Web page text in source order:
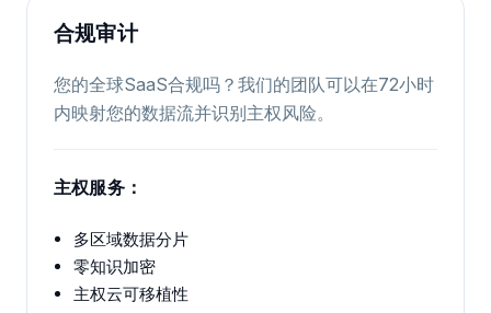
合规审计
您的全球SaaS合规吗？我们的团队可以在72小时
内映射您的数据流并识别主权风险。
主权服务：
多区域数据分片
零知识加密
主权云可移植性